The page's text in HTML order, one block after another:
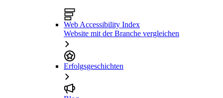
Web Accessibility Index
Website mit der Branche vergleichen
Erfolgsgeschichten